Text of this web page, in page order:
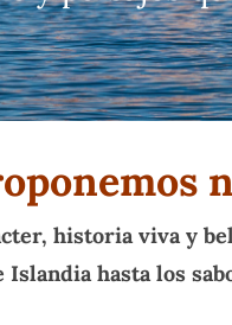
historia viva y
hasta los